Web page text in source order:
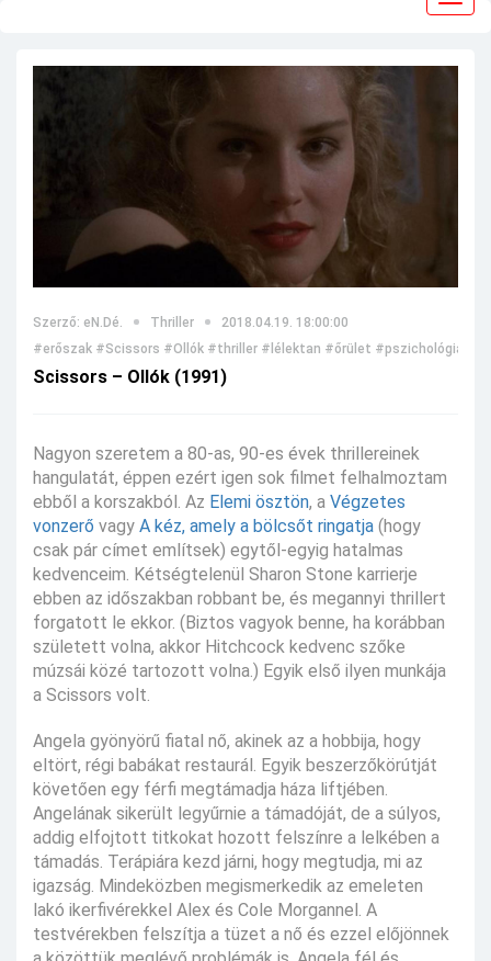
Szerző: eN.Dé. Thriller
2018.04.19. 18:00:00
#erőszak #Scissors #Ollók #thriller #lélektan #őrület #pszichológia
Scissors – Ollók (1991)
Nagyon szeretem a 80-as, 90-es évek thrillereinek
hangulatát, éppen ezért igen sok filmet felhalmoztam
ebből a korszakból. Az Elemi ösztön, a Végzetes
vonzerő vagy A kéz, amely a bölcsőt ringatja (hogy
csak pár címet említsek) egytől-egyig hatalmas
kedvenceim. Kétségtelenül Sharon Stone karrierje
ebben az időszakban robbant be, és megannyi thrillert
forgatott le ekkor. (Biztos vagyok benne, ha korábban
született volna, akkor Hitchcock kedvenc szőke
múzsái közé tartozott volna.) Egyik első ilyen munkája
a Scissors volt.
Angela gyönyörű fiatal nő, akinek az a hobbija, hogy
eltört, régi babákat restaurál. Egyik beszerzőkörútját
követően egy férfi megtámadja háza liftjében.
Angelának sikerült legyűrnie a támadóját, de a súlyos,
addig elfojtott titkokat hozott felszínre a lelkében a
támadás. Terápiára kezd járni, hogy megtudja, mi az
igazság. Mindeközben megismerkedik az emeleten
lakó ikerfivérekkel Alex és Cole Morgannel. A
testvérekben felszítja a tüzet a nő és ezzel előjönnek